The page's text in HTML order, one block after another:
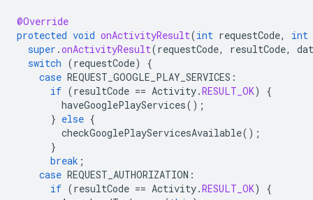
@Override
protected void onActivityResult(int requestCode,
int
super .onActivityResult(requestCode, resultCode,
switch (requestCode)
{
case REQUEST_GOOGLE_PLAY_SERVICES :
if (resultCode == Activity.RESULT_OK)
{
haveGooglePlayServices();
} else {
checkGooglePlayServicesAvailable();
}
break ;
case REQUEST_AUTHORIZATION :
if (resultCode == Activity.RESULT_OK)
{